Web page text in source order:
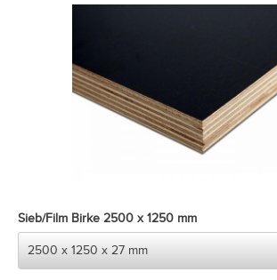
Sieb/Film Birke 2500 x 1250 mm